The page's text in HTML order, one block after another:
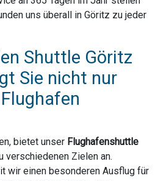
uns überall in Göritz zu jeder
Shuttle Göritz
Sie nicht nur
bietet unser Flughafenshuttle
verschiedenen Zielen an.
wir einen besonderen Ausflug für